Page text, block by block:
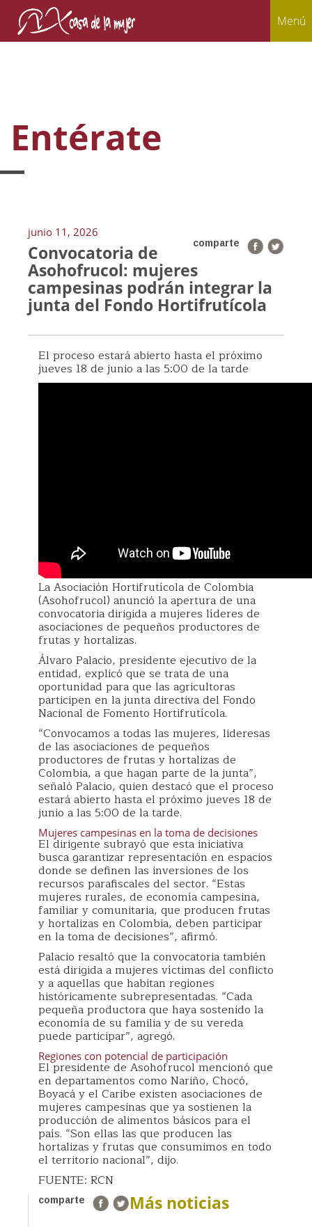
Menú
Entérate
junio 11, 2026
comparte
Convocatoria de
Asohofrucol: mujeres
campesinas podrán integrar la
junta del Fondo Hortifrutícola
El proceso estará abierto hasta el próximo
jueves 18 de junio a las 5:00 de la tarde
La Asociación Hortifrutícola de Colombia
(Asohofrucol) anunció la apertura de una
convocatoria dirigida a mujeres líderes de
asociaciones de pequeños productores de
frutas y hortalizas.
Álvaro Palacio, presidente ejecutivo de la
entidad, explicó que se trata de una
oportunidad para que las agricultoras
participen en la junta directiva del Fondo
Nacional de Fomento Hortifrutícola.
“Convocamos a todas las mujeres, lideresas
de las asociaciones de pequeños
productores de frutas y hortalizas de
Colombia, a que hagan parte de la junta”,
señaló Palacio, quien destacó que el proceso
estará abierto hasta el próximo jueves 18 de
junio a las 5:00 de la tarde.
Mujeres campesinas en la toma de decisiones
El dirigente subrayó que esta iniciativa
busca garantizar representación en espacios
donde se definen las inversiones de los
recursos parafiscales del sector. “Estas
mujeres rurales, de economía campesina,
familiar y comunitaria, que producen frutas
y hortalizas en Colombia, deben participar
en la toma de decisiones”, afirmó.
Palacio resaltó que la convocatoria también
está dirigida a mujeres víctimas del conflicto
y a aquellas que habitan regiones
históricamente subrepresentadas. “Cada
pequeña productora que haya sostenido la
economía de su familia y de su vereda
puede participar”, agregó.
Regiones con potencial de participación
El presidente de Asohofrucol mencionó que
en departamentos como Nariño, Chocó,
Boyacá y el Caribe existen asociaciones de
mujeres campesinas que ya sostienen la
producción de alimentos básicos para el
país. “Son ellas las que producen las
hortalizas y frutas que consumimos en todo
el territorio nacional”, dijo.
FUENTE: RCN
comparte Más noticias